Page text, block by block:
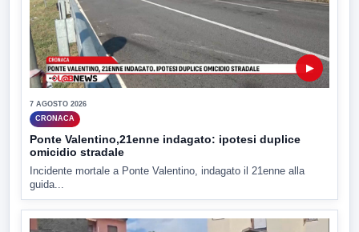
▶
7 AGOSTO 2026
CRONACA
Ponte Valentino,21enne indagato: ipotesi duplice
omicidio stradale
Incidente mortale a Ponte Valentino, indagato il 21enne alla
guida...